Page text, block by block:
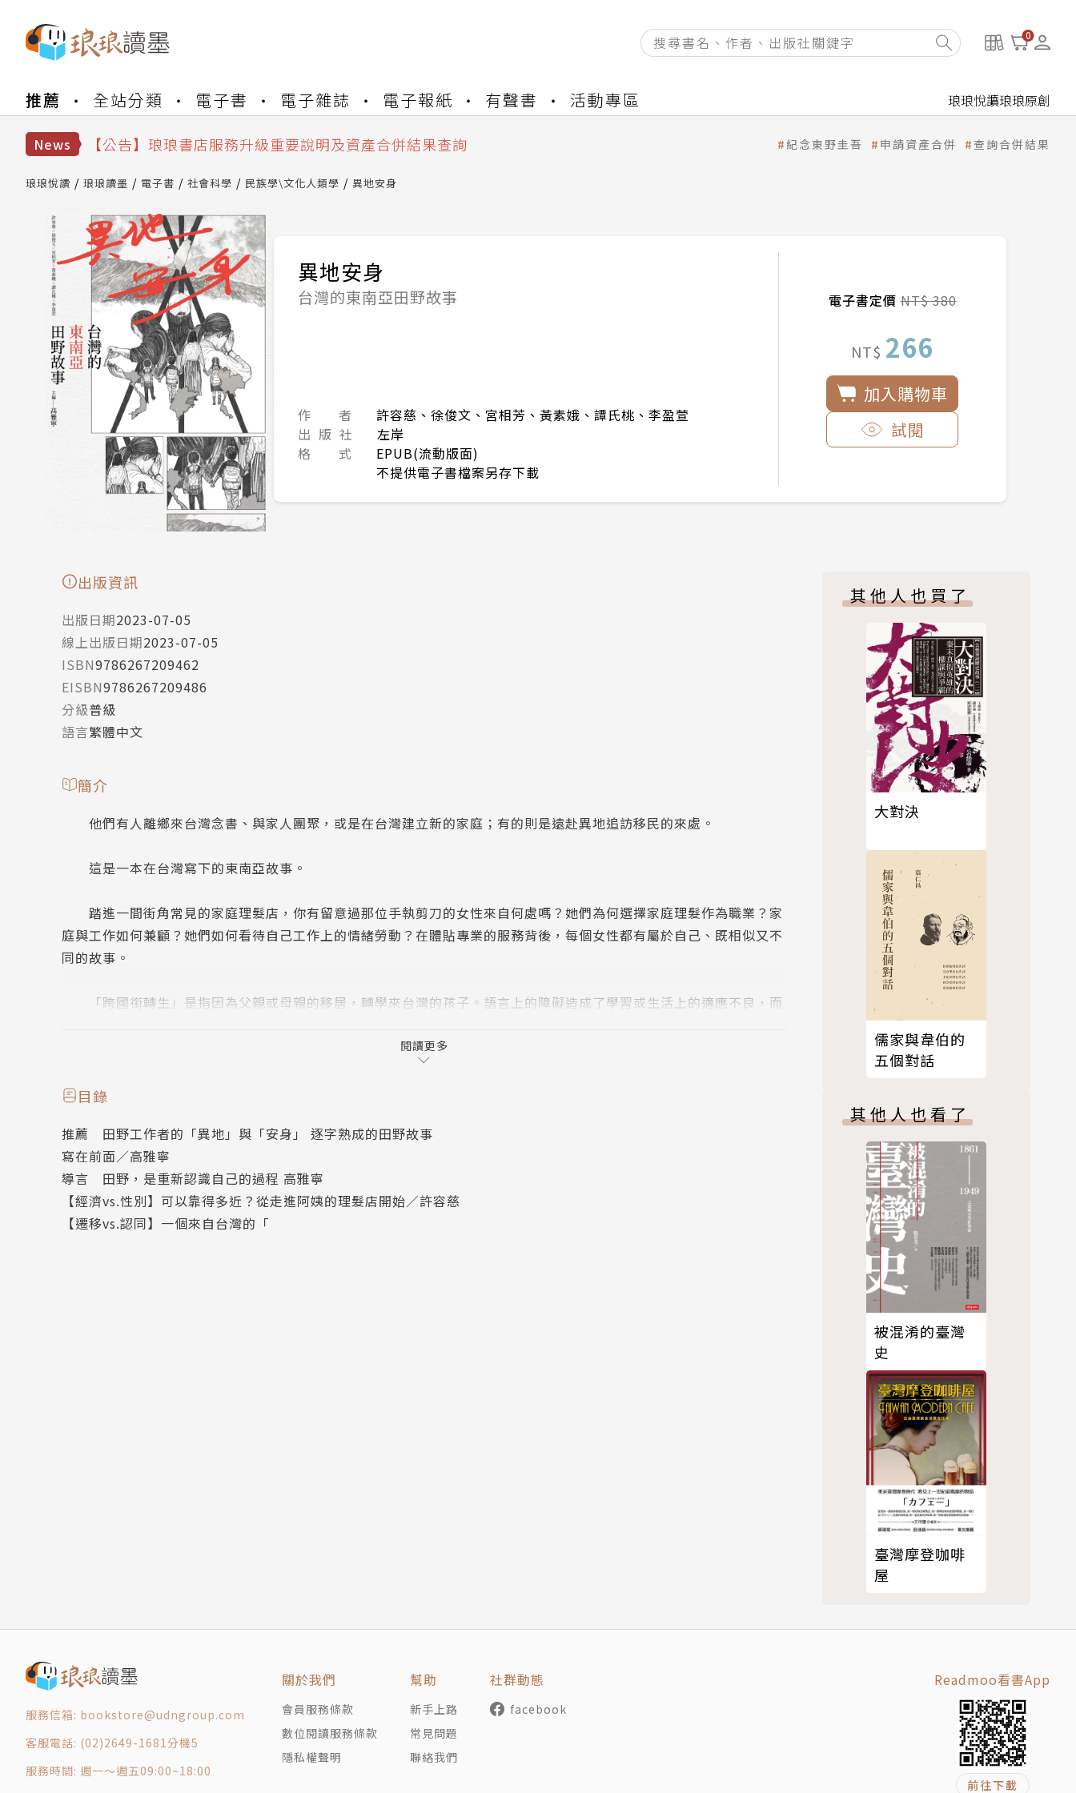
0
推薦 全站分類 電子書 電子雜誌 電子報紙 有聲書 活動專區 琅琅悅讀琅琅原創
News
【公告】琅琅書店服務升級重要說明及資產合併結果查詢
【公告】琅琅讀墨書櫃開通常見問題
【公告】琅琅書店服務升級重要說明及資產合併結果查詢
紀念東野圭吾 申請資產合併 查詢合併結果
琅琅悅讀 琅琅讀墨 電子書 社會科學 民族學\文化人類學 異地安身
異地安身
台灣的東南亞田野故事
作 者
許容慈、徐俊文、宮相芳、黃素娥、譚氏桃、李盈萱
出 版 社
左岸
格 式
EPUB(流動版面)
不提供電子書檔案另存下載
電子書定價NT$ 380
NT$ 266
加入購物車
試閱
出版資訊
出版日期2023-07-05
線上出版日期2023-07-05
ISBN9786267209462
EISBN9786267209486
分級普級
語言繁體中文
簡介
他們有人離鄉來台灣念書、與家人團聚，或是在台灣建立新的家庭；有的則是遠赴異地追訪移民的來處。
這是一本在台灣寫下的東南亞故事。
踏進一間街角常見的家庭理髮店，你有留意過那位手執剪刀的女性來自何處嗎？她們為何選擇家庭理髮作為職業？家
庭與工作如何兼顧？她們如何看待自己工作上的情緒勞動？在體貼專業的服務背後，每個女性都有屬於自己、既相似又不
同的故事。
「跨國銜轉生」是指因為父親或母親的移居，轉學來台灣的孩子。語言上的障礙造成了學習或生活上的適應不良，而
生對於異鄉生活的想像、需要克服的困難，一樣也不一樣。
信仰是移民的重要慰藉與力量。這份力量不只來自信仰本身，宗教空間塑造出家的環境、信眾互動時如同親人般的關
閱讀更多
目錄
推薦 田野工作者的「異地」與「安身」 逐字熟成的田野故事
寫在前面／高雅寧
導言 田野，是重新認識自己的過程 高雅寧
【經濟vs.性別】可以靠得多近？從走進阿姨的理髮店開始／許容慈
【遷移vs.認同】一個來自台灣的「
其他人也買了
大對決
儒家與韋伯的
五個對話
其他人也看了
被混淆的臺灣
史
臺灣摩登咖啡
屋
服務信箱: bookstore@udngroup.com
客服電話: (02)2649-1681分機5
服務時間: 週一～週五09:00~18:00
關於我們
會員服務條款
數位閱讀服務條款
隱私權聲明
幫助
新手上路
常見問題
聯絡我們
社群動態
facebook
Readmoo看書App
前往下載